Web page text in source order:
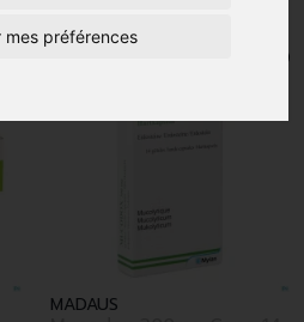
mes préférences
MADAUS